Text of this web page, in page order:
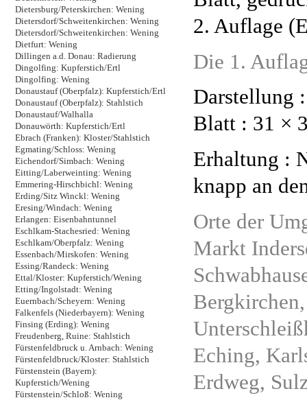
Dietersburg/Peterskirchen: Wening
Dietersdorf/Schweitenkirchen: Wening
Dietersdorf/Schweitenkirchen: Wening
Dietfurt: Wening
Dillingen a.d. Donau: Radierung
Dingolfing: Kupferstich/Ertl
Dingolfing: Wening
Donaustauf (Oberpfalz): Kupferstich/Ertl
Donaustauf (Oberpfalz): Stahlstich
Donaustauf/Walhalla
Donauwörth: Kupferstich/Ertl
Ebrach (Franken): Kloster/Stahlstich
Egmating/Schloss: Wening
Eichendorf/Simbach: Wening
Eitting/Laberweinting: Wening
Emmering-Hirschbichl: Wening
Erding/Sitz Winckl: Wening
Eresing/Windach: Wening
Erlangen: Eisenbahntunnel
Eschlkam-Stachesried: Wening
Eschlkam/Oberpfalz: Wening
Essenbach/Mirskofen: Wening
Essing/Randeck: Wening
Ettal/Kloster: Kupferstich/Wening
Etting/Ingolstadt: Wening
Euernbach/Scheyern: Wening
Falkenfels (Niederbayern): Wening
Finsing (Erding): Wening
Freudenberg, Ruine: Stahlstich
Fürstenfeldbruck u. Arnbach: Wening
Fürstenfeldbruck/Kloster: Stahlstich
Fürstenstein (Bayern):
Kupferstich/Wening
Fürstenstein/Schloß: Wening
2. Auflage
Die 1.
Darstellung
Blatt : 31 ×
Erhaltung :
knapp an
Orte der
Markt
Eching,
Erdweg,